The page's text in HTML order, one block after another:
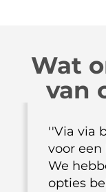
Wat
van
''Via via
voor
We
opties